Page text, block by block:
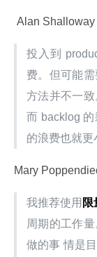
Alan Shalloway
投入到
费。但可能
方法并不一
而 backlog
的浪费也就更
Mary
我推荐使用 限
周期的工作
做的事 情是